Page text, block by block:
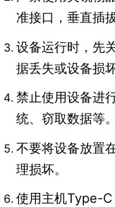
准接口，垂直插
设备运行时，先
据丢失或设备损坏
禁止使用设备进
统、窃取数据等。
不要将设备放置
理损坏。
使用主机Type-C